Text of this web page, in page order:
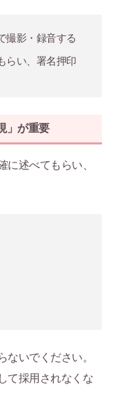
撮影・録音する
らい、署名押印
」が重要
述べてもらい、
ないでください。
て採用されなくな